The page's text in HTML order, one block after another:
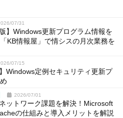
07/31
】Windows更新プログラム情報を
KB情報屋」で情シスの月次業務を
07/15
Windows定例セキュリティ更新プ
2026/07/01
ットワーク課題を解決！Microsoft
の仕組みと導入メリットを解説